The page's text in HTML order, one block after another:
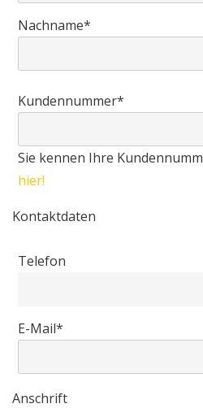
Nachname*
Kundennummer*
Sie kennen Ihre
hier!
Kontaktdaten
Telefon
E-Mail*
Anschrift